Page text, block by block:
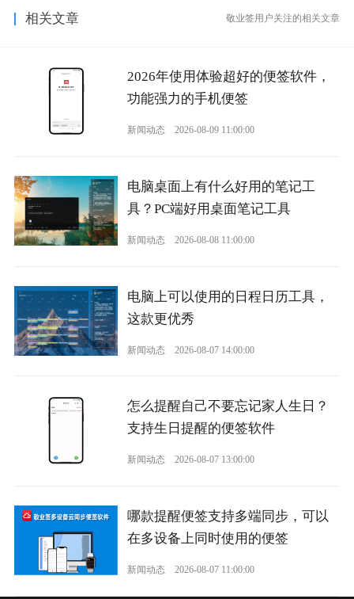
相关文章 敬业签用户关注的相关文章
2026年使用体验超好的便签软件，
功能强力的手机便签
新闻动态 2026-08-09 11:00:00
电脑桌面上有什么好用的笔记工
具？PC端好用桌面笔记工具
新闻动态 2026-08-08 11:00:00
电脑上可以使用的日程日历工具，
这款更优秀
新闻动态 2026-08-07 14:00:00
怎么提醒自己不要忘记家人生日？
支持生日提醒的便签软件
新闻动态 2026-08-07 13:00:00
哪款提醒便签支持多端同步，可以
在多设备上同时使用的便签
新闻动态 2026-08-07 11:00:00